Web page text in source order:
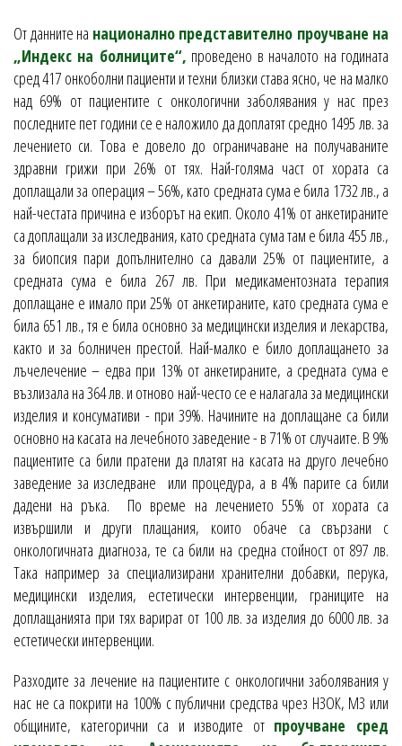
От данните на национално представително проучване на
„Индекс на болниците“, проведено в началото на годината
сред 417 онкоболни пациенти и техни близки става ясно, че на малко
над 69% от пациентите с онкологични заболявания у нас през
последните пет години се е наложило да доплатят средно 1495 лв. за
лечението си. Това е довело до ограничаване на получаваните
здравни грижи при 26% от тях. Най-голяма част от хората са
доплащали за операция – 56%, като средната сума е била 1732 лв., а
най-честата причина е изборът на екип. Около 41% от анкетираните
са доплащали за изследвания, като средната сума там е била 455 лв.,
за биопсия пари допълнително са давали 25% от пациентите, а
средната сума е била 267 лв. При медикаментозната терапия
доплащане е имало при 25% от анкетираните, като средната сума е
била 651 лв., тя е била основно за медицински изделия и лекарства,
както и за болничен престой. Най-малко е било доплащането за
лъчелечение – едва при 13% от анкетираните, а средната сума е
възлизала на 364 лв. и отново най-често се е налагала за медицински
изделия и консумативи - при 39%. Начините на доплащане са били
основно на касата на лечебното заведение - в 71% от случаите. В 9%
пациентите са били пратени да платят на касата на друго лечебно
заведение за изследване или процедура, а в 4% парите са били
дадени на ръка. По време на лечението 55% от хората са
извършили и други плащания, които обаче са свързани с
онкологичната диагноза, те са били на средна стойност от 897 лв.
Така например за специализирани хранителни добавки, перука,
медицински изделия, естетически интервенции, границите на
доплащанията при тях варират от 100 лв. за изделия до 6000 лв. за
естетически интервенции.
Разходите за лечение на пациентите с онкологични заболявания у
нас не са покрити на 100% с публични средства чрез НЗОК, МЗ или
общините, категорични са и изводите от проучване сред